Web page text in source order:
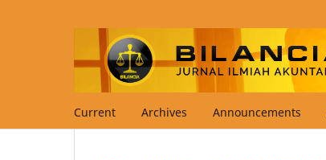
Current Archives Announcements